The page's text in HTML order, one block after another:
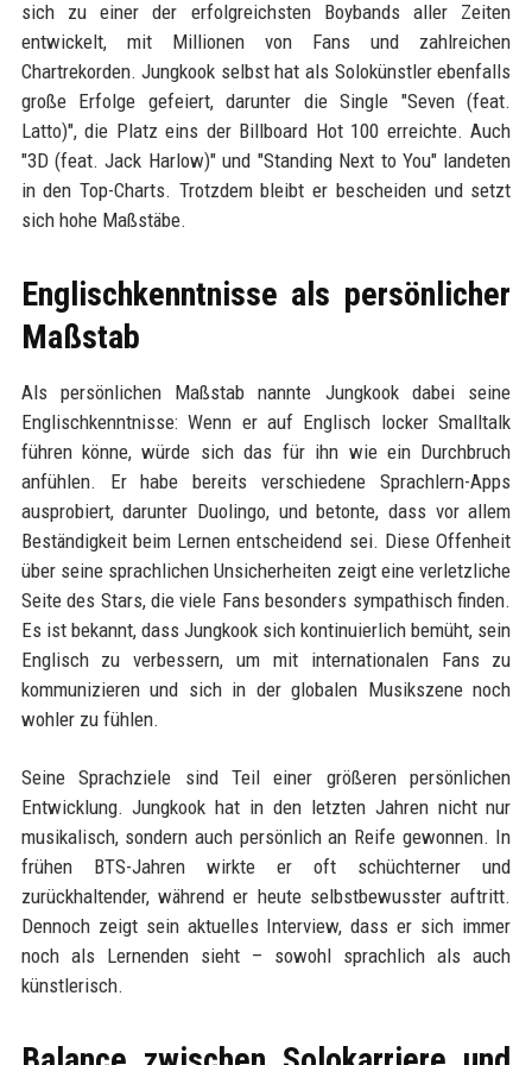
sich zu einer der erfolgreichsten Boybands aller Zeiten
entwickelt, mit Millionen von Fans und zahlreichen
Chartrekorden. Jungkook selbst hat als Solokünstler ebenfalls
große Erfolge gefeiert, darunter die Single "Seven (feat.
Latto)", die Platz eins der Billboard Hot 100 erreichte. Auch
"3D (feat. Jack Harlow)" und "Standing Next to You" landeten
in den Top-Charts. Trotzdem bleibt er bescheiden und setzt
sich hohe Maßstäbe.
Englischkenntnisse als persönlicher
Maßstab
Als persönlichen Maßstab nannte Jungkook dabei seine
Englischkenntnisse: Wenn er auf Englisch locker Smalltalk
führen könne, würde sich das für ihn wie ein Durchbruch
anfühlen. Er habe bereits verschiedene Sprachlern-Apps
ausprobiert, darunter Duolingo, und betonte, dass vor allem
Beständigkeit beim Lernen entscheidend sei. Diese Offenheit
über seine sprachlichen Unsicherheiten zeigt eine verletzliche
Seite des Stars, die viele Fans besonders sympathisch finden.
Es ist bekannt, dass Jungkook sich kontinuierlich bemüht, sein
Englisch zu verbessern, um mit internationalen Fans zu
kommunizieren und sich in der globalen Musikszene noch
wohler zu fühlen.
Seine Sprachziele sind Teil einer größeren persönlichen
Entwicklung. Jungkook hat in den letzten Jahren nicht nur
musikalisch, sondern auch persönlich an Reife gewonnen. In
frühen BTS-Jahren wirkte er oft schüchterner und
zurückhaltender, während er heute selbstbewusster auftritt.
Dennoch zeigt sein aktuelles Interview, dass er sich immer
noch als Lernenden sieht – sowohl sprachlich als auch
künstlerisch.